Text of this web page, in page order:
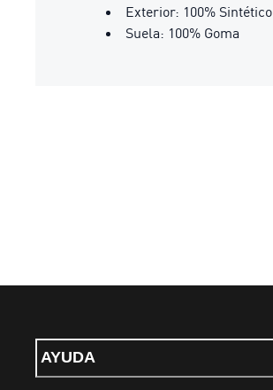
Exterior: 100% Sintético
Suela: 100% Goma
AYUDA